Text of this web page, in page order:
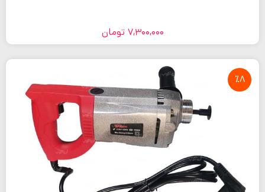
7,300,000 تومان
٪8